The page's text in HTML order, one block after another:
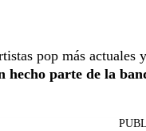
pop más
hecho parte de la